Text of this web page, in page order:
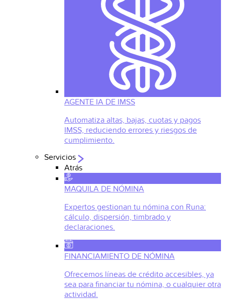
AGENTE IA DE IMSS
Automatiza altas, bajas, cuotas y pagos
IMSS, reduciendo errores y riesgos de
cumplimiento.
Servicios
Atrás
MAQUILA DE NÓMINA
Expertos gestionan tu nómina con Runa:
cálculo, dispersión, timbrado y
declaraciones.
FINANCIAMIENTO DE NÓMINA
Ofrecemos líneas de crédito accesibles, ya
sea para financiar tu nómina, o cualquier otra
actividad.